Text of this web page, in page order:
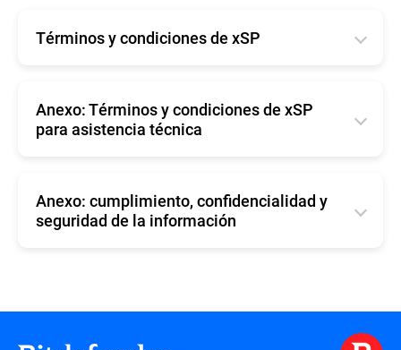
Français
Términos y condiciones de xSP
Anexo: Términos y condiciones de xSP
para asistencia técnica
Anexo: cumplimiento, confidencialidad y
seguridad de la información